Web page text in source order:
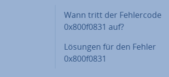
Wann tritt der Feh­ler­code
0x800f0831 auf?
Lösungen für den Fehler
0x800f0831